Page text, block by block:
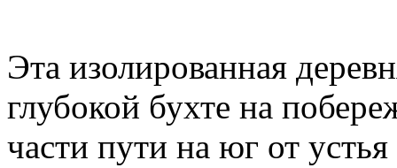
Эта изолированная
глубокой бухте на
части пути на юг от